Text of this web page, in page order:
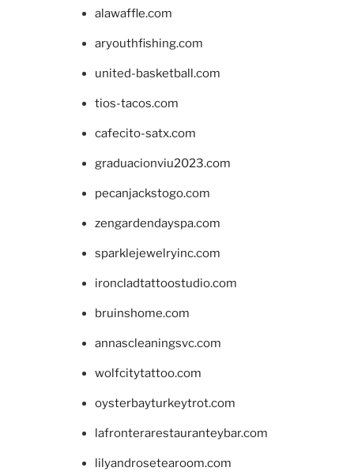
alawaffle.com
aryouthfishing.com
united-basketball.com
tios-tacos.com
cafecito-satx.com
graduacionviu2023.com
pecanjackstogo.com
zengardendayspa.com
sparklejewelryinc.com
ironcladtattoostudio.com
bruinshome.com
annascleaningsvc.com
wolfcitytattoo.com
oysterbayturkeytrot.com
lafronterarestauranteybar.com
lilyandrosetearoom.com